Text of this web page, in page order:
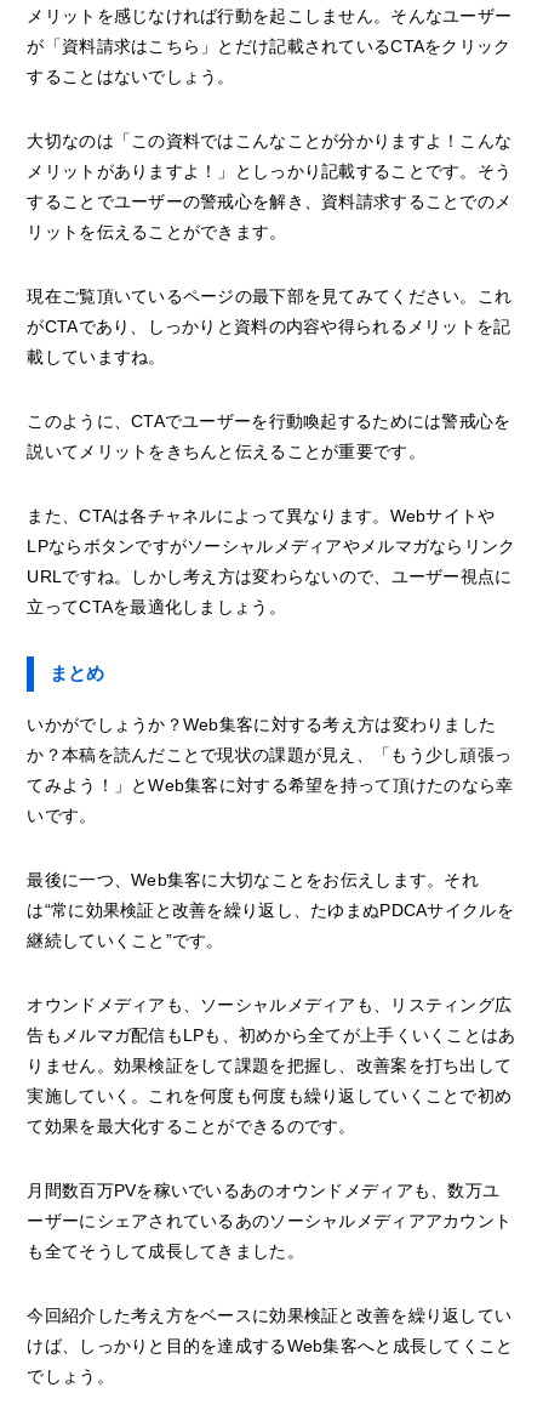
メリットを感じなければ行動を起こしません。そんなユーザー
が「資料請求はこちら」とだけ記載されているCTAをクリック
することはないでしょう。
大切なのは「この資料ではこんなことが分かりますよ！こんな
メリットがありますよ！」としっかり記載することです。そう
することでユーザーの警戒心を解き、資料請求することでのメ
リットを伝えることができます。
現在ご覧頂いているページの最下部を見てみてください。これ
がCTAであり、しっかりと資料の内容や得られるメリットを記
載していますね。
このように、CTAでユーザーを行動喚起するためには警戒心を
説いてメリットをきちんと伝えることが重要です。
また、CTAは各チャネルによって異なります。Webサイトや
LPならボタンですがソーシャルメディアやメルマガならリンク
URLですね。しかし考え方は変わらないので、ユーザー視点に
立ってCTAを最適化しましょう。
まとめ
いかがでしょうか？Web集客に対する考え方は変わりました
か？本稿を読んだことで現状の課題が見え、「もう少し頑張っ
てみよう！」とWeb集客に対する希望を持って頂けたのなら幸
いです。
最後に一つ、Web集客に大切なことをお伝えします。それ
は“常に効果検証と改善を繰り返し、たゆまぬPDCAサイクルを
継続していくこと”です。
オウンドメディアも、ソーシャルメディアも、リスティング広
告もメルマガ配信もLPも、初めから全てが上手くいくことはあ
りません。効果検証をして課題を把握し、改善案を打ち出して
実施していく。これを何度も何度も繰り返していくことで初め
て効果を最大化することができるのです。
月間数百万PVを稼いでいるあのオウンドメディアも、数万ユ
ーザーにシェアされているあのソーシャルメディアアカウント
も全てそうして成長してきました。
今回紹介した考え方をベースに効果検証と改善を繰り返してい
けば、しっかりと目的を達成するWeb集客へと成長してくこと
でしょう。